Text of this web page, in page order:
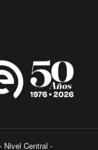
Nivel Central -